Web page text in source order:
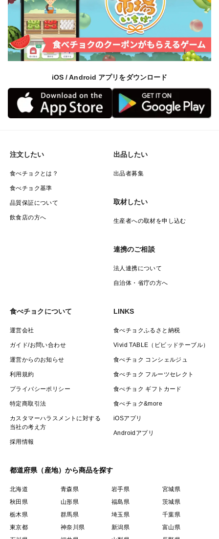
iOS / Android アプリをダウンロード
注文したい
食べチョクとは？
食べチョク基準
品質保証について
飲食店の方へ
出品したい
出品者募集
取材したい
生産者への取材を申し込む
連携のご相談
法人連携について
自治体・省庁の方へ
食べチョクについて
運営会社
ガイド/お問い合わせ
運営からのお知らせ
利用規約
プライバシーポリシー
特定商取引法
カスタマーハラスメントに対する
当社の考え方
採用情報
LINKS
食べチョクふるさと納税
Vivid TABLE（ビビッドテーブル）
食べチョク コンシェルジュ
食べチョク フルーツセレクト
食べチョク ギフトカード
食べチョク&more
iOSアプリ
Androidアプリ
都道府県（産地）から商品を探す
北海道 青森県 岩手県
宮城県
秋田県
山形県 福島県
茨城県
栃木県
群馬県 埼玉県
千葉県
東京都
神奈川県 新潟県
富山県